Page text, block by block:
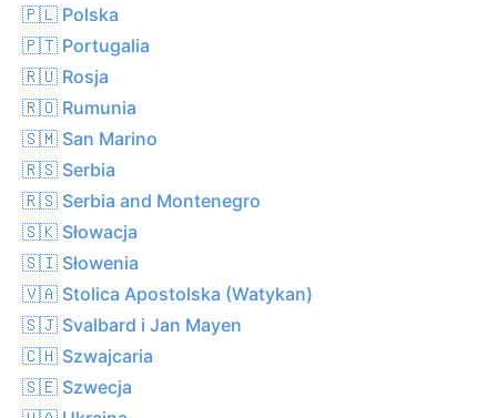
🇵🇱 Polska
🇵🇹 Portugalia
🇷🇺 Rosja
🇷🇴 Rumunia
🇸🇲 San Marino
🇷🇸 Serbia
🇷🇸 Serbia and Montenegro
🇸🇰 Słowacja
🇸🇮 Słowenia
🇻🇦 Stolica Apostolska (Watykan)
🇸🇯 Svalbard i Jan Mayen
🇨🇭 Szwajcaria
🇸🇪 Szwecja